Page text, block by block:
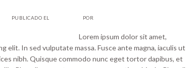
PUBLICADO EL POR
Lorem ipsum dolor sit amet,
elit. In sed vulputate massa. Fusce ante magna, iaculis ut
nibh. Quisque commodo nunc eget tortor dapibus, et